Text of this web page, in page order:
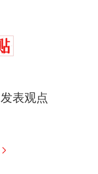
表观点
家”改写了
，搬到楼下